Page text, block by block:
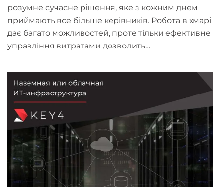
розумне сучасне рішення, яке з кожним днем
приймають все більше керівників. Робота в хмарі
дає багато можливостей, проте тільки ефективне
управління витратами дозволить…